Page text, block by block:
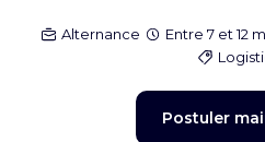
Alternance Entre 7 et 12
Postuler